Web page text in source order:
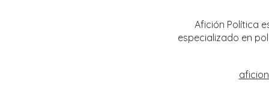
Afición Política
especializado en